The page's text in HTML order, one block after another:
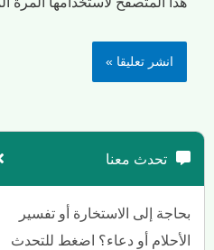
تحدث معنا
بحاجة إلى الاستخارة أو تفسير
الأحلام أو دعاء؟ اضغط للتحدث